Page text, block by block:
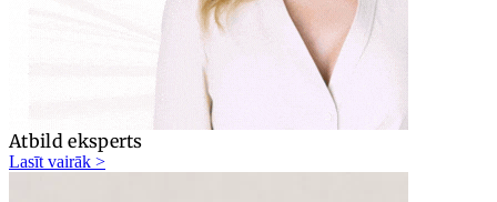
Atbild eksperts
Lasīt vairāk >